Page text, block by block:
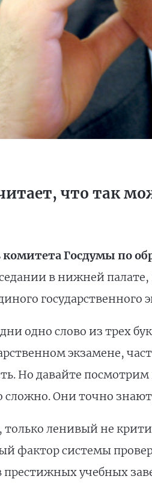
что так
комитета Госдумы по
в нижней
государственного
одно слово из трех
экзамене,
Но давайте
сложно. Они точно
только ленивый не
фактор системы
престижных учебных